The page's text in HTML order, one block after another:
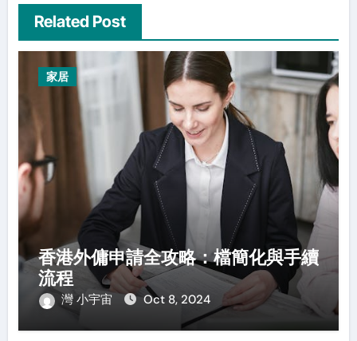
Related Post
家居
香港外傭申請全攻略：檔簡化與手續
流程
灣 小宇宙 Oct 8, 2024